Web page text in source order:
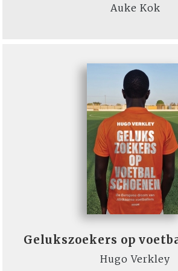
Auke Kok
Gelukszoekers op
Hugo Verkley